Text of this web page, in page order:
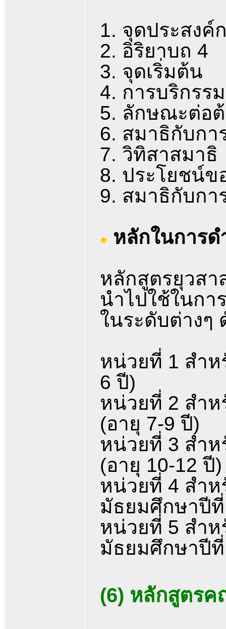
1. จุดประสงค์
2. อิริยาบถ 4
3. จุดเริ่มต้น
4. การบริกรรม
5. ลักษณะต่อ
6. สมาธิกับกา
7. วิทิสาสมาธิ
8. ประโยชน์ข
9. สมาธิกับก
หลักในการด
หลักสูตรยุวสา
นำไปใช้ในกา
ในระดับต่างๆ
หน่วยที่ 1 สำ
6 ปี)
หน่วยที่ 2 สำ
(อายุ 7-9 ปี)
หน่วยที่ 3 สำ
(อายุ 10-12 ปี)
หน่วยที่ 4 สำ
มัธยมศึกษาปีที่
หน่วยที่ 5 สำ
มัธยมศึกษาปีที่
(6) หลักสูตร